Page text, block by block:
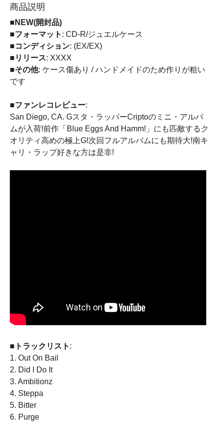
商品説明
■NEW(開封品)
■フォーマット : CD-R/ジュエルケース
■コンディション: (EX/EX)
■リリース: XXXX
■その他: ケース傷あり / ハンドメイドのため作りが粗い
です
■ファンレコレビュー:
San Diego, CA. Gスタ・ラッパーCriptoのミニ・アルバ
ムが入荷!前作「Blue Eggs And Hamm!」にも匹敵するク
オリティ高めの極上G!次回フルアルバムにも期待大!南キ
ャリ・ラップ好きな方は是非!
■トラックリスト :
1. Out On Bail
2. Did I Do It
3. Ambitionz
4. Steppa
5. Bitter
6. Purge